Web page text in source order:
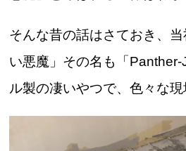
そんな昔の話はさておき、
い悪魔」その名も「
ル製の凄いやつで、色々な現